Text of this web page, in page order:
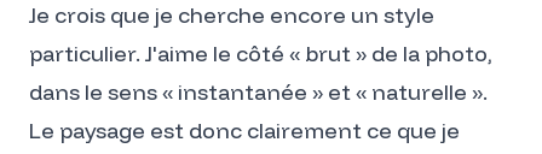
Je crois que je cherche encore un style
particulier. J'aime le côté « brut » de la photo,
dans le sens « instantanée » et « naturelle ».
Le paysage est donc clairement ce que je